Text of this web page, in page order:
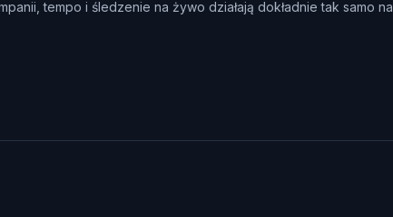
tempo i śledzenie na żywo działają dokładnie tak samo na